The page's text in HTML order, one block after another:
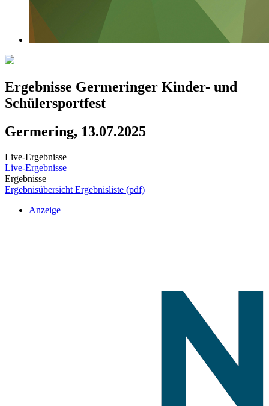
Ergebnisse Germeringer Kinder- und
Schülersportfest
Germering, 13.07.2025
Live-Ergebnisse
Live-Ergebnisse
Ergebnisse
Ergebnisübersicht Ergebnisliste (pdf)
Anzeige